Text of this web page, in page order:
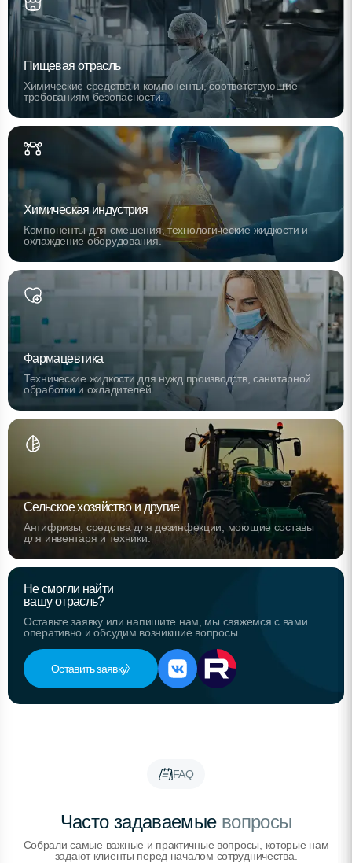
Пищевая отрасль
Химические средства и компоненты, соответствующие
требованиям безопасности.
Химическая индустрия
Компоненты для смешения, технологические жидкости и
охлаждение оборудования.
Фармацевтика
Технические жидкости для нужд производств, санитарной
обработки и охладителей.
Сельское хозяйство и другие
Антифризы, средства для дезинфекции, моющие составы
для инвентаря и техники.
Не смогли найти
вашу отрасль?
Оставьте заявку или напишите нам, мы свяжемся с вами
оперативно и обсудим возникшие вопросы
Оставить заявку
FAQ
Часто задаваемыевопросы
Собрали самые важные и практичные вопросы, которые нам
задают клиенты перед началом сотрудничества.